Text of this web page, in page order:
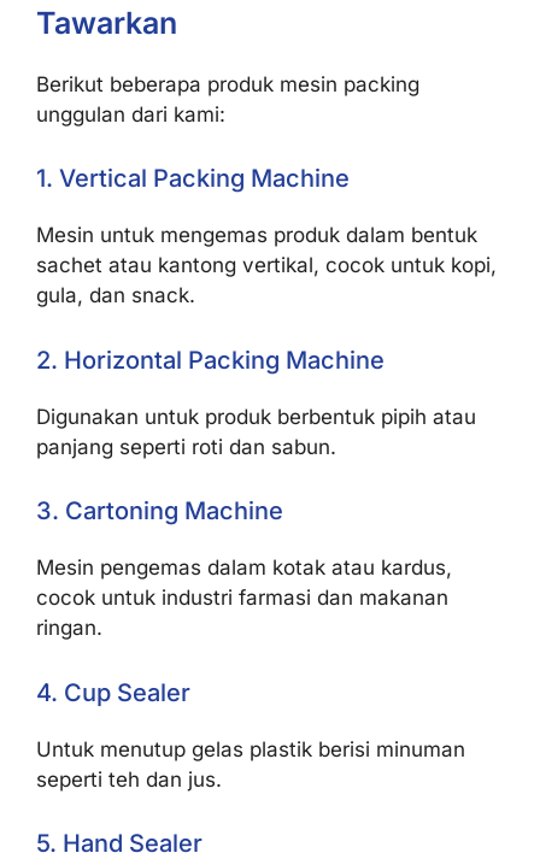
Tawarkan
Berikut beberapa produk mesin packing
unggulan dari kami:
1. Vertical Packing Machine
Mesin untuk mengemas produk dalam bentuk
sachet atau kantong vertikal, cocok untuk kopi,
gula, dan snack.
2. Horizontal Packing Machine
Digunakan untuk produk berbentuk pipih atau
panjang seperti roti dan sabun.
3. Cartoning Machine
Mesin pengemas dalam kotak atau kardus,
cocok untuk industri farmasi dan makanan
ringan.
4. Cup Sealer
Untuk menutup gelas plastik berisi minuman
seperti teh dan jus.
5. Hand Sealer